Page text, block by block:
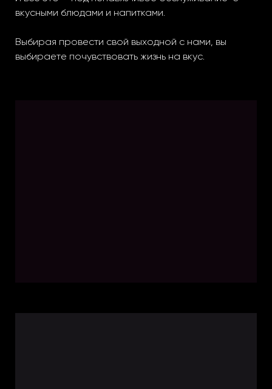
вкусными блюдами и напитками.
Выбирая провести свой выходной с нами, вы
выбираете почувствовать жизнь на вкус.